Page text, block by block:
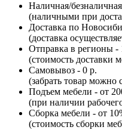
Наличная/
(наличными при
Доставка по
(доставка
Отправка в регионы -
(стоимость доставки
Самовывоз - 0 р.
(забрать товар можно
Подъем мебели - от
(при наличии
Сборка мебели - от
(стоимость сборки